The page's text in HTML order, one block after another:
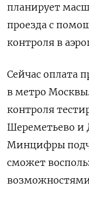
планирует
проезда с
контроля в
Сейчас оплата
в метро
контроля
Шереметьево и
Минцифры
сможет